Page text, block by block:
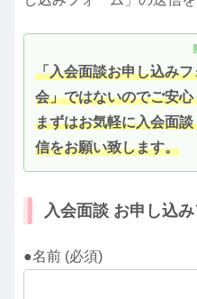
「入会面談お申し込み
会」ではないのでご安
まずはお気軽に入会面
信をお願い致します。
入会面談 お申し込
●名前 (必須)